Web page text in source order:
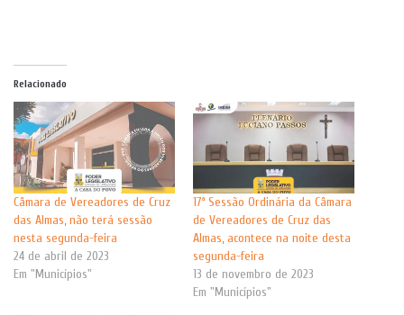
Relacionado
Câmara de Vereadores de Cruz
das Almas, não terá sessão
nesta segunda-feira
24 de abril de 2023
Em "Municípios"
17ª Sessão Ordinária da Câmara
de Vereadores de Cruz das
Almas, acontece na noite desta
segunda-feira
13 de novembro de 2023
Em "Municípios"